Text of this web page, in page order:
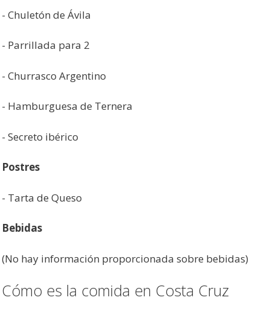
- Chuletón de Ávila
- Parrillada para 2
- Churrasco Argentino
- Hamburguesa de Ternera
- Secreto ibérico
Postres
- Tarta de Queso
Bebidas
(No hay información proporcionada sobre bebidas)
Cómo es la comida en Costa Cruz